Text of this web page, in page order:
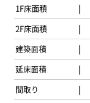
1F床面積
2F床面積
建築面積
延床面積
間取り